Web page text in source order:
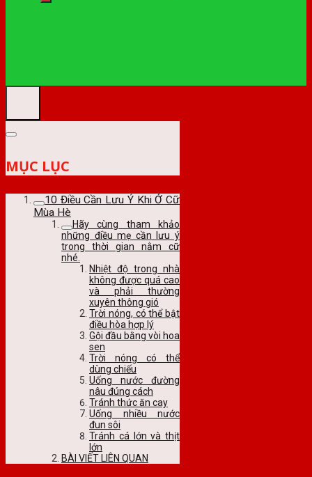
MỤC LỤC
10 Điều Cần Lưu Ý Khi Ở Cữ
Mùa Hè
Hãy cùng tham khảo
những điều mẹ cần lưu ý
trong thời gian nằm cữ
nhé.
Nhiệt độ trong nhà
không được quá cao
và phải thường
xuyên thông gió
Trời nóng, có thể bật
điều hòa hợp lý
Gội đầu bằng vòi hoa
sen
Trời nóng có thể
dùng chiếu
Uống nước đường
nâu đúng cách
Tránh thức ăn cay
Uống nhiều nước
đun sôi
Tránh cá lớn và thịt
lớn
BÀI VIẾT LIÊN QUAN